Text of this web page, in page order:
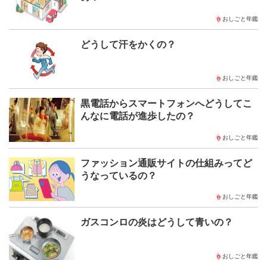
おしごと年鑑
どうして汗をかくの？
おしごと年鑑
黒電話からスマートフォンへどうしてこ
んなに電話が進歩したの？
おしごと年鑑
ファッション通販サイトの仕組みってど
うなっているの？
おしごと年鑑
ガスコンロの炎はどうして青いの？
おしごと年鑑